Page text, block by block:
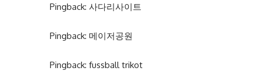
Pingback: 사다리사이트
Pingback: 메이저공원
Pingback: fussball trikot